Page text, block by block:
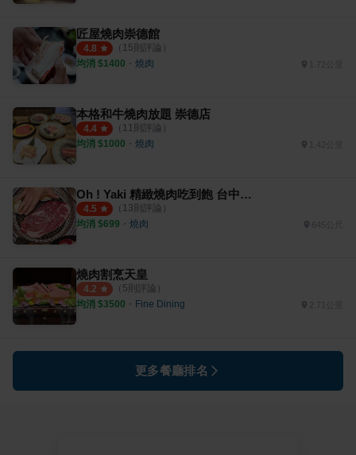
匠屋燒肉崇德館
4.8 （ 15則評論）
均消 $1400 ・ 燒肉
本格和牛燒肉放題 崇德店
4.4 （ 11則評論）
均消 $1000 ・ 燒肉 1.42公里
Oh ! Yaki 精緻燒肉吃到飽 台中崇德店
4.5 （ 13則評論）
均消 $699 ・ 燒肉 645公尺
燒肉割烹天皇
4.2 （ 5則評論）
均消 $3500 ・ Fine Dining
更多餐廳排名